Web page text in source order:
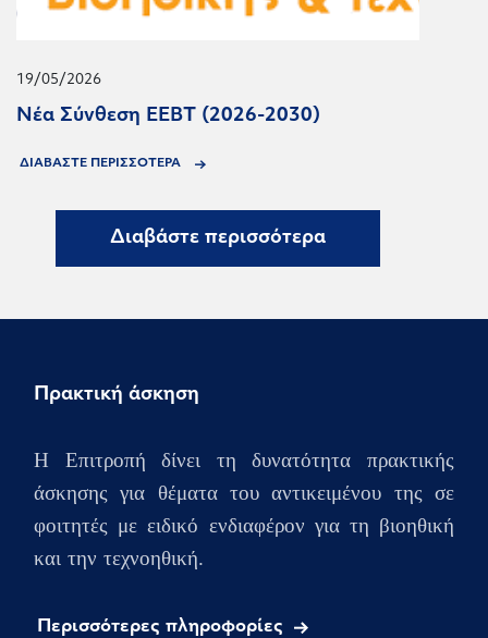
19/05/2026
Νέα Σύνθεση ΕΕΒΤ (2026-2030)
ΔΙΑΒΑΣΤΕ ΠΕΡΙΣΣΟΤΕΡΑ
Διαβάστε περισσότερα
Πρακτική άσκηση
Η Επιτροπή δίνει τη δυνατότητα πρακτικής
άσκησης για θέματα του αντικειμένου της σε
φοιτητές με ειδικό ενδιαφέρον για τη βιοηθική
και την τεχνοηθική.
Περισσότερες πληροφορίες